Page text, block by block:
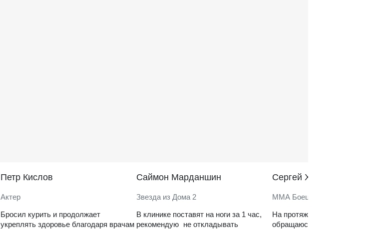
Петр Кислов
Актер
Бросил курить и продолжает
укреплять здоровье благодаря врачам
Саймон Марданшин
Звезда из Дома 2
В клинике поставят на ноги за 1 час,
рекомендую не откладывать
Сергей Харитонов
ММА Боец
На протяжении нескольких
обращаюсь в клинику.